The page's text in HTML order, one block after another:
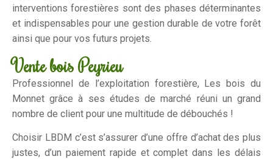
interventions forestières sont des phases déterminantes
et indispensables pour une gestion durable de votre forêt
ainsi que pour vos futurs projets.
Vente bois Peyrieu
Professionnel de l’exploitation forestière, Les bois du
Monnet grâce à ses études de marché réuni un grand
nombre de client pour une multitude de débouchés !
Choisir LBDM c’est s’assurer d’une offre d’achat des plus
justes, d’un paiement rapide et complet dans les délais